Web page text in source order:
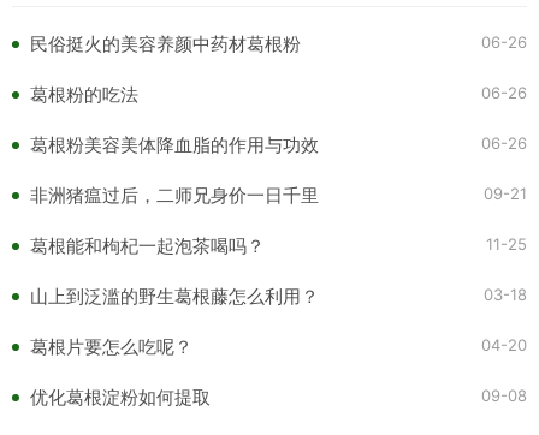
民俗挺火的美容养颜中药材葛根粉 06-26
葛根粉的吃法 06-26
葛根粉美容美体降血脂的作用与功效 06-26
非洲猪瘟过后，二师兄身价一日千里 09-21
葛根能和枸杞一起泡茶喝吗？ 11-25
山上到泛滥的野生葛根藤怎么利用？ 03-18
葛根片要怎么吃呢？ 04-20
优化葛根淀粉如何提取 09-08